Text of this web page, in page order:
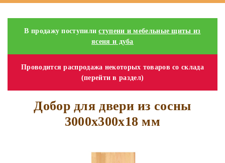
В продажу поступилиступени и мебельные щиты из
ясеня и дуба
Проводится распродажа некоторых товаров со склада
(перейти в раздел)
Добор для двери из сосны
3000х300х18 мм